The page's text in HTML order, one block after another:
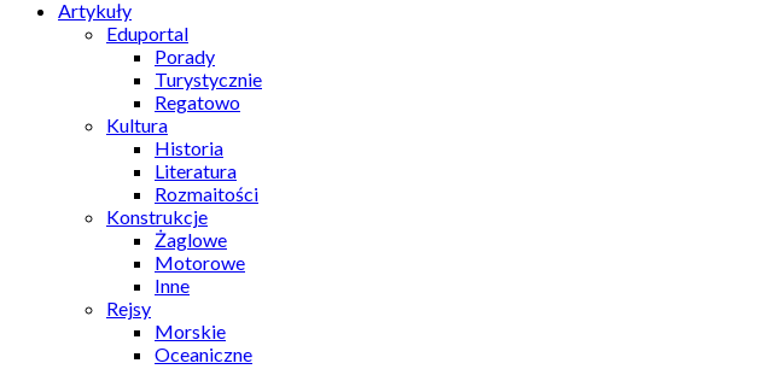
Artykuły
Eduportal
Porady
Turystycznie
Regatowo
Kultura
Historia
Literatura
Rozmaitości
Konstrukcje
Żaglowe
Motorowe
Inne
Rejsy
Morskie
Oceaniczne